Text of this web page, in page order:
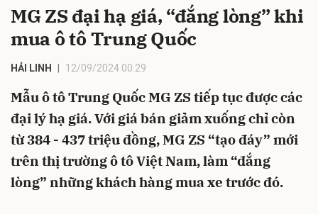
MG ZS đại hạ giá, “đắng lòng” khi
mua ô tô Trung Quốc
HẢI LINH 12/09/2024 00:29
Mẫu ô tô Trung Quốc MG ZS tiếp tục được các
đại lý hạ giá. Với giá bán giảm xuống chỉ còn
từ 384 - 437 triệu đồng, MG ZS “tạo đáy” mới
trên thị trường ô tô Việt Nam, làm “đắng
lòng” những khách hàng mua xe trước đó.
Hủy